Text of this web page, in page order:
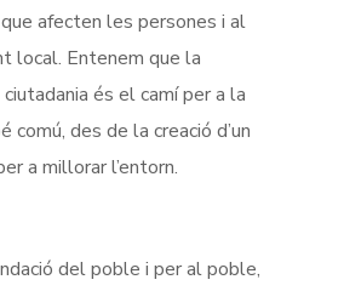
afecten les persones i al
local. Entenem que la
és el camí per a la
comú, des de la creació d’un
a millorar l’entorn.
del poble i per al poble,